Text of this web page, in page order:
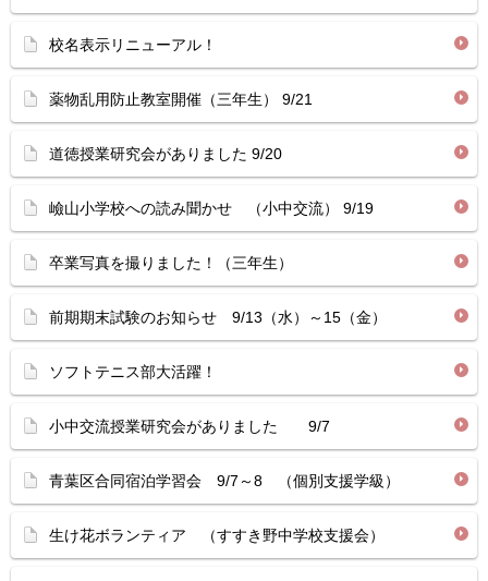
校名表示リニューアル！
薬物乱用防止教室開催（三年生） 9/21
道徳授業研究会がありました 9/20
嶮山小学校への読み聞かせ （小中交流） 9/19
卒業写真を撮りました！（三年生）
前期期末試験のお知らせ 9/13（水）～15（金）
ソフトテニス部大活躍！
小中交流授業研究会がありました 9/7
青葉区合同宿泊学習会 9/7～8 （個別支援学級）
生け花ボランティア （すすき野中学校支援会）